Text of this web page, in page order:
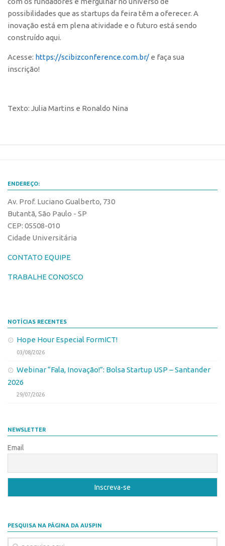
Agenda AUSPIN
Fala Inovação
Premiações
Edição 2025
Edição 2017
Marcas
Softwares
Cultivares
Desenho Industrial
Buscar Anterioridade
Patrimônio Genético
Leis e Normas
Transferência de Tecnologia
Editais de TT
SPRINT
Conexão USP
Conexão Inter-USP
possibilidades que as startups da feira têm a oferecer. A
inovação está em plena atividade e o futuro está sendo
construído aqui.
Acesse: https://scibizconference.com.br/ e faça sua
inscrição!
Texto: Julia Martins e Ronaldo Nina
ENDEREÇO:
Av. Prof. Luciano Gualberto, 730
Butantã, São Paulo - SP
CEP: 05508-010
Cidade Universitária
CONTATO EQUIPE
TRABALHE CONOSCO
NOTÍCIAS RECENTES
Hope Hour Especial FormICT!
03/08/2026
Webinar “Fala, Inovação!”: Bolsa Startup USP – Santander
2026
29/07/2026
NEWSLETTER
Email
PESQUISA NA PÁGINA DA AUSPIN